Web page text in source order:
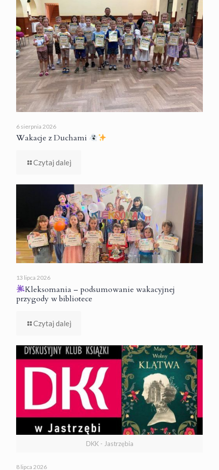
6 sierpnia 2026
Wakacje z Duchami
Czytaj dalej
13 lipca 2026
Kleksomania – podsumowanie wakacyjnej
przygody w bibliotece
Czytaj dalej
DKK - Jastrzębia
8 lipca 2026